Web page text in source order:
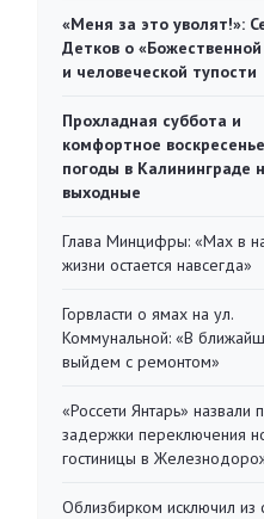
«Меня за это уволят!»:
Детков о
и человеческой тупости
Прохладная суббота и
комфортное
погоды в Калининграде
выходные
Глава Минцифры: «Мах в
жизни остается навсегда»
Горвласти о ямах на ул.
Коммунальной: «В
выйдем с ремонтом»
«Россети Янтарь» назвали
задержки переключения
гостиницы в
Облизбирком исключил из